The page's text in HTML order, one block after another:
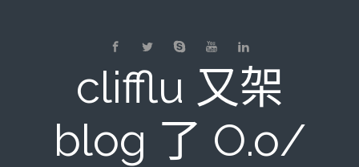
clifflu 又架
blog 了 O.o/